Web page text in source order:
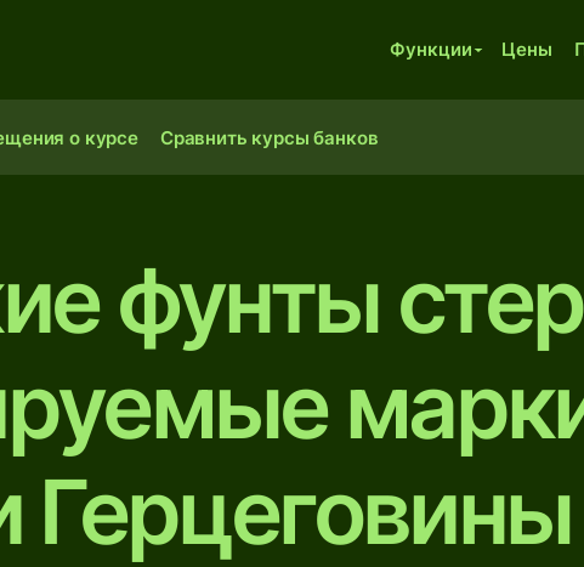
Функции Цены
о курсе Сравнить курсы банков
фунты
Герцеговины